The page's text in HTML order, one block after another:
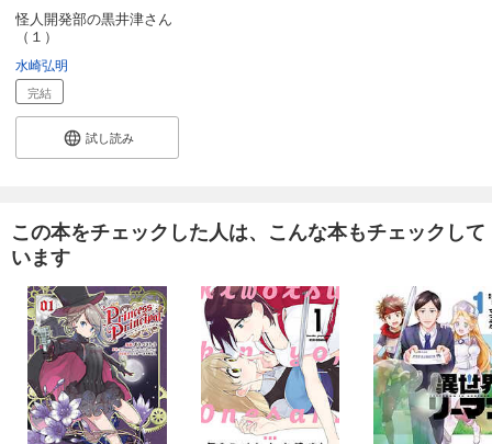
完結
怪人開発部の黒井津さん（単話版）第52話
165
あらすじを表示する
165円 (税込)
完結
カート
試し読み
あらすじを表示する
怪人開発部の黒井津さん（単話版）第54話
怪人開発部の黒井津さん
（１）
水崎弘明
完結
試し読み
この本をチェックした人は、こんな本もチェックして
います